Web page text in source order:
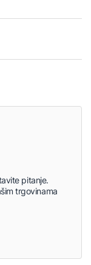
pitanje.
trgovinama